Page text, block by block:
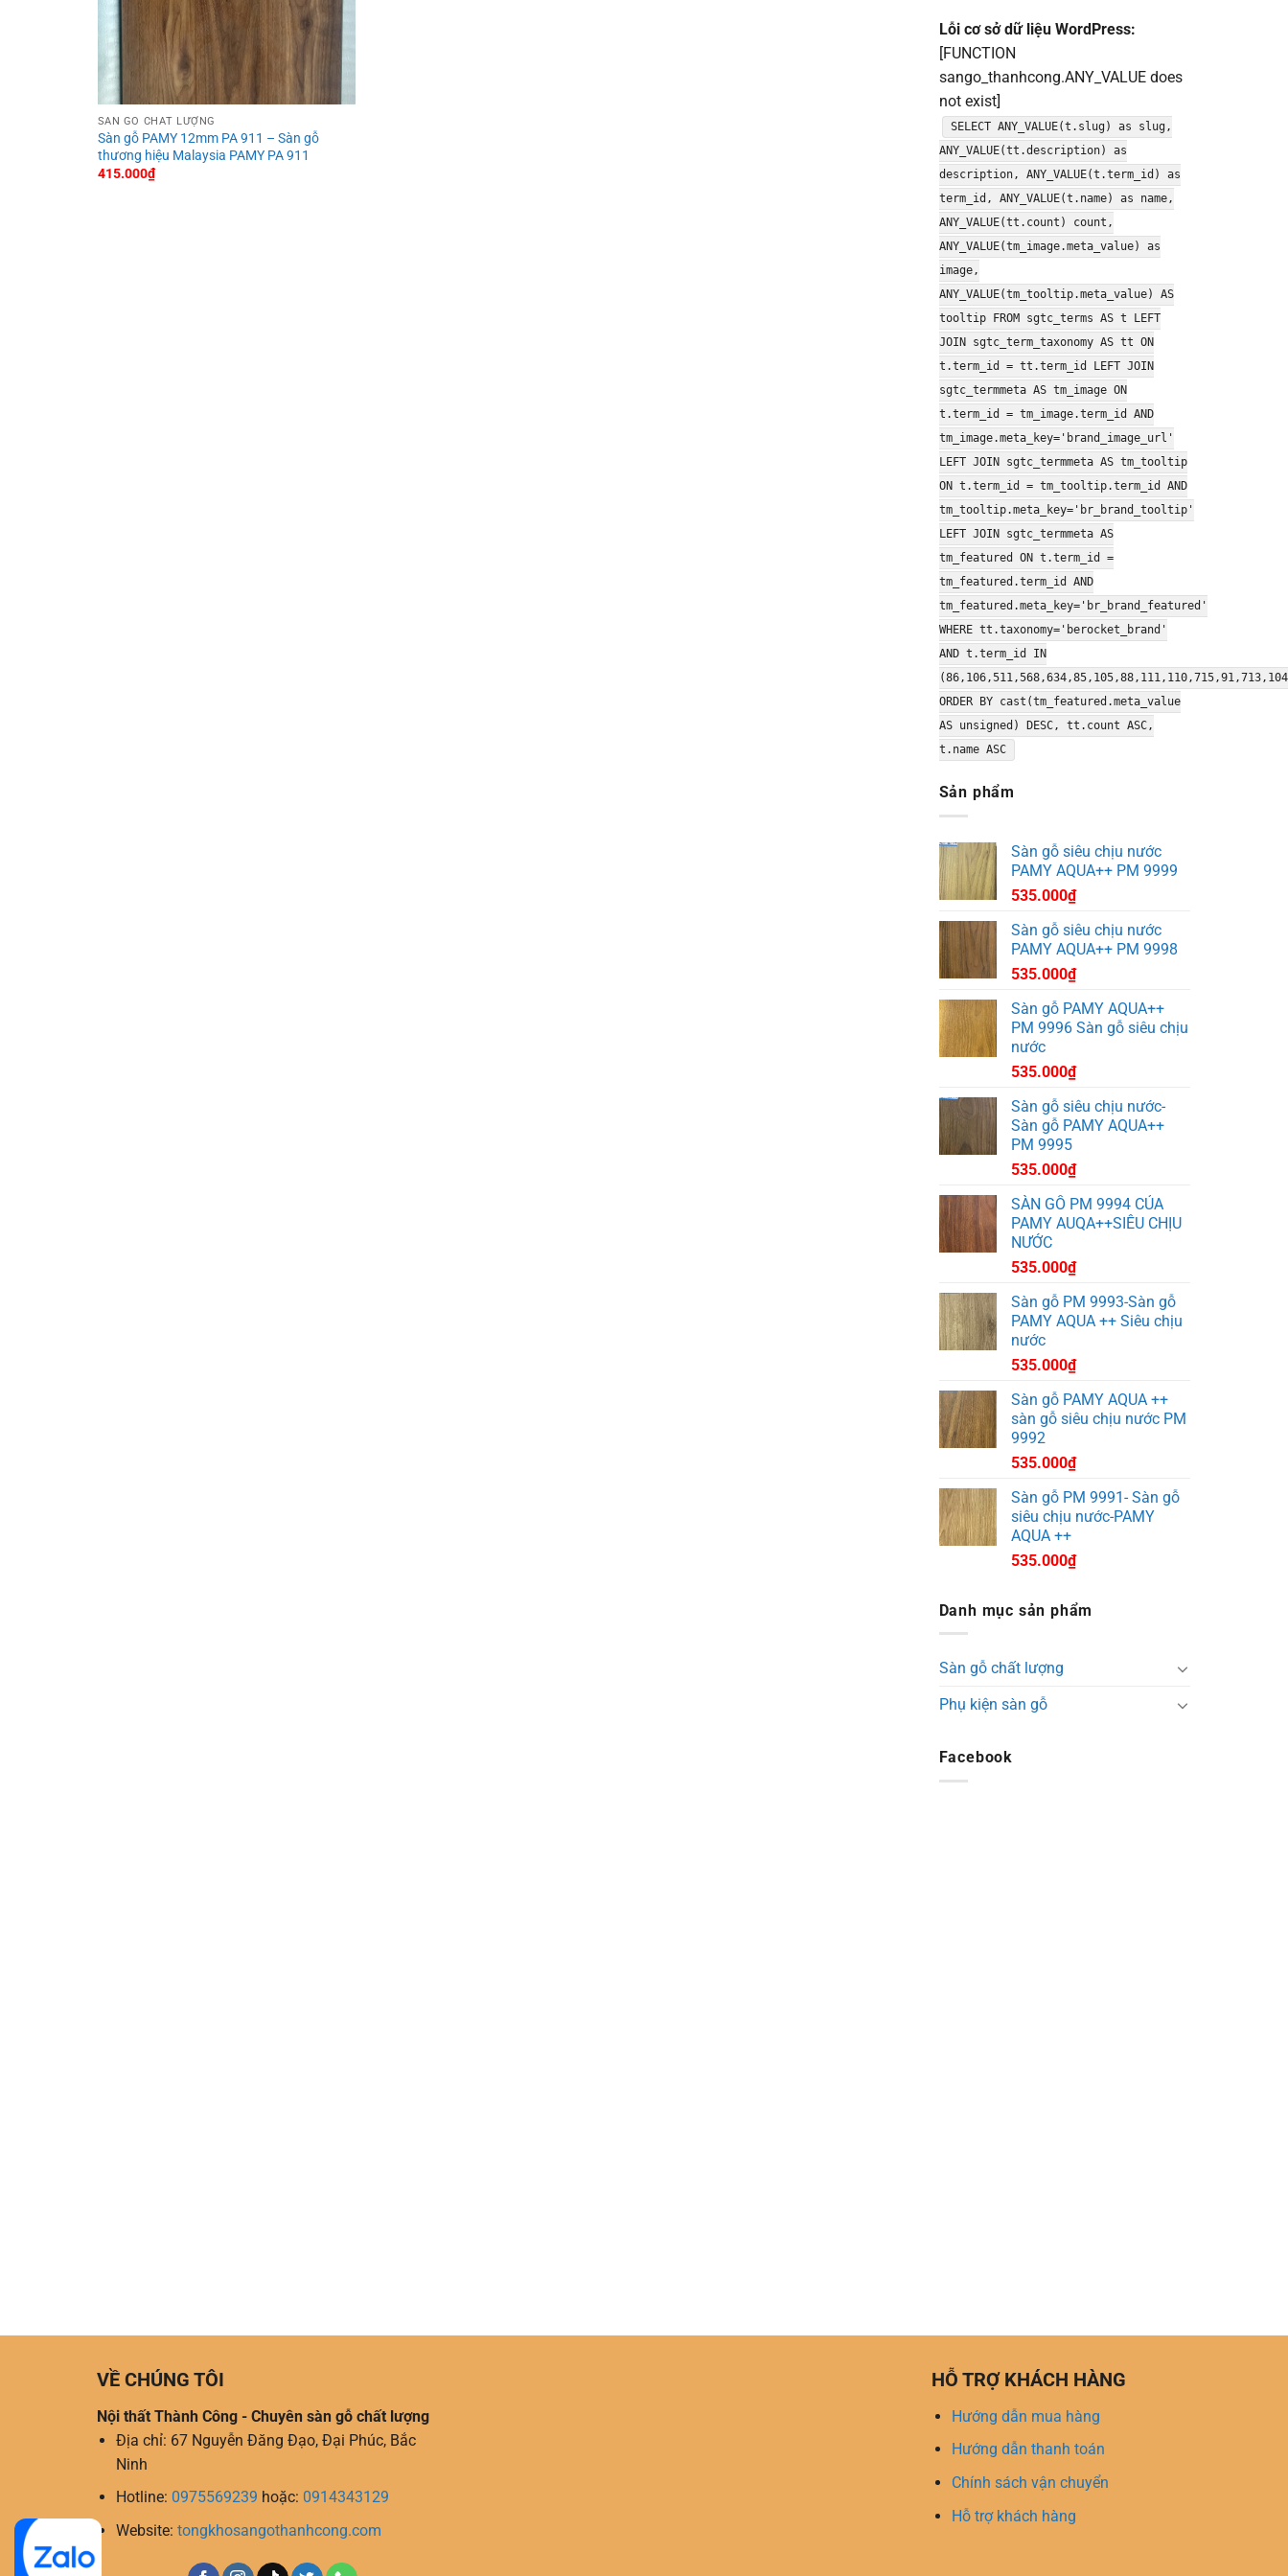
SÀN GỖ CHẤT LƯỢNG
Sàn gỗ PAMY 12mm PA 911 – Sàn gỗ
thương hiệu Malaysia PAMY PA 911
415.000₫
Lỗi cơ sở dữ liệu WordPress:
[FUNCTION
sango_thanhcong.ANY_VALUE does
not exist]
SELECT ANY_VALUE(t.slug) as slug,
ANY_VALUE(tt.description) as
description, ANY_VALUE(t.term_id) as
term_id, ANY_VALUE(t.name) as name,
ANY_VALUE(tt.count) count,
ANY_VALUE(tm_image.meta_value) as
image,
ANY_VALUE(tm_tooltip.meta_value) AS
tooltip FROM sgtc_terms AS t LEFT
JOIN sgtc_term_taxonomy AS tt ON
t.term_id = tt.term_id LEFT JOIN
sgtc_termmeta AS tm_image ON
t.term_id = tm_image.term_id AND
tm_image.meta_key='brand_image_url'
LEFT JOIN sgtc_termmeta AS tm_tooltip
ON t.term_id = tm_tooltip.term_id AND
tm_tooltip.meta_key='br_brand_tooltip'
LEFT JOIN sgtc_termmeta AS
tm_featured ON t.term_id =
tm_featured.term_id AND
tm_featured.meta_key='br_brand_featured'
WHERE tt.taxonomy='berocket_brand'
AND t.term_id IN
ORDER BY cast(tm_featured.meta_value
AS unsigned) DESC, tt.count ASC,
t.name ASC
Sản phẩm
Sàn gỗ siêu chịu nước
PAMY AQUA++ PM 9999
535.000₫
Sàn gỗ siêu chịu nước
PAMY AQUA++ PM 9998
535.000₫
Sàn gỗ PAMY AQUA++
PM 9996 Sàn gỗ siêu chịu
nước
535.000₫
Sàn gỗ siêu chịu nước-
Sàn gỗ PAMY AQUA++
PM 9995
535.000₫
SÀN GỖ PM 9994 CỦA
PAMY AUQA++SIÊU CHỊU
NƯỚC
535.000₫
Sàn gỗ PM 9993-Sàn gỗ
PAMY AQUA ++ Siêu chịu
nước
535.000₫
Sàn gỗ PAMY AQUA ++
sàn gỗ siêu chịu nước PM
9992
535.000₫
Sàn gỗ PM 9991- Sàn gỗ
siêu chịu nước-PAMY
AQUA ++
535.000₫
Danh mục sản phẩm
Sàn gỗ chất lượng
Phụ kiện sàn gỗ
Facebook
VỀ CHÚNG TÔI
Nội thất Thành Công - Chuyên sàn gỗ chất lượng
Địa chỉ: 67 Nguyễn Đăng Đạo, Đại Phúc, Bắc
Ninh
Hotline: 0975569239 hoặc: 0914343129
Website:tongkhosangothanhcong.com
HỖ TRỢ KHÁCH HÀNG
Hướng dẫn mua hàng
Hướng dẫn thanh toán
Chính sách vận chuyển
Hỗ trợ khách hàng